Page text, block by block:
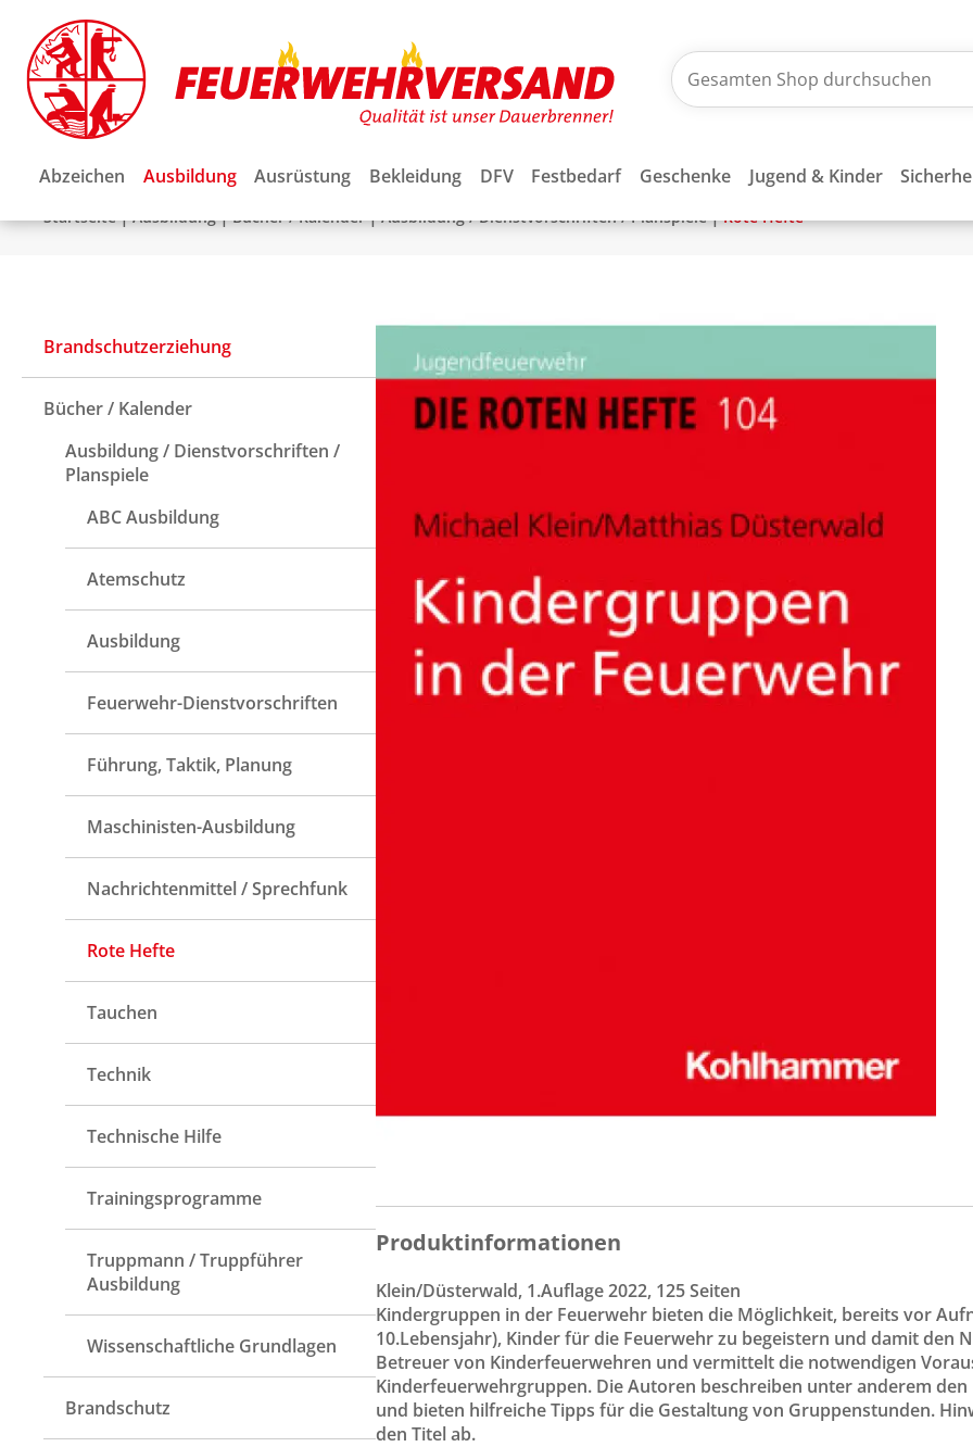
Abzeichen Ausbildung Ausrüstung Bekleidung DFV Festbedarf Geschenke Jugend & Kinder
Startseite|Ausbildung|Bücher / Kalender|Ausbildung / Dienstvorschriften / Planspiele|Rote Hefte
Brandschutzerziehung
Bücher / Kalender
Ausbildung / Dienstvorschriften /
Planspiele
ABC Ausbildung
Atemschutz
Ausbildung
Feuerwehr-Dienstvorschriften
Führung, Taktik, Planung
Maschinisten-Ausbildung
Nachrichtenmittel / Sprechfunk
Rote Hefte
Tauchen
Technik
Technische Hilfe
Trainingsprogramme
Truppmann / Truppführer
Ausbildung
Wissenschaftliche Grundlagen
Brandschutz
Produktinformationen
Klein/Düsterwald, 1.Auflage 2022, 125 Seiten
Kindergruppen in der Feuerwehr bieten die Möglichkeit, bereits vor
10.Lebensjahr), Kinder für die Feuerwehr zu begeistern und damit den
Betreuer von Kinderfeuerwehren und vermittelt die notwendigen
Kinderfeuerwehrgruppen. Die Autoren beschreiben unter anderem
und bieten hilfreiche Tipps für die Gestaltung von Gruppenstunden.
den Titel ab.